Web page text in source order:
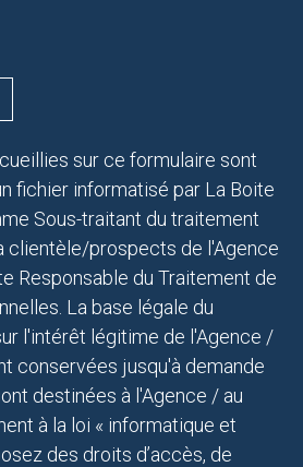
sur ce formulaire sont
fichier informatisé par La Boite
Sous-traitant du traitement
clientèle/prospects de l'Agence
Responsable du Traitement de
La base légale du
l'intérêt légitime de l'Agence /
conservées jusqu'à demande
destinées à l'Agence / au
à la loi « informatique et
des droits d’accès, de